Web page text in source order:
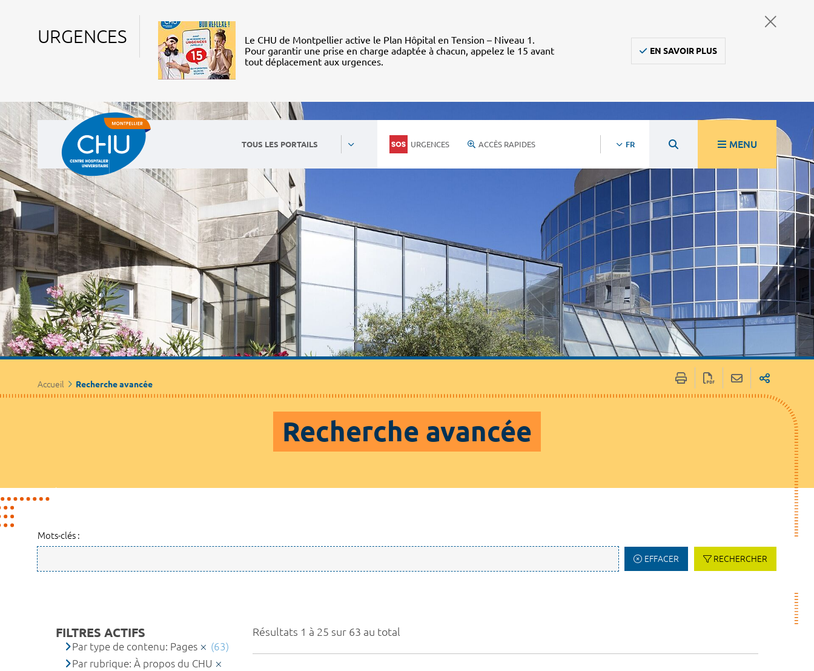
URGENCES
Le CHU de Montpellier active le Plan Hôpital en Tension – Niveau 1.
Pour garantir une prise en charge adaptée à chacun, appelez le 15 avant
tout déplacement aux urgences.
EN SAVOIR PLUS
TOUS LES PORTAILS URGENCES ACCÈS RAPIDES FR MENU
Accueil Recherche avancée
Recherche avancée
Mots-clés :
EFFACER RECHERCHER
Résultats 1 à 25 sur 63 au total
FILTRES ACTIFS
Par type de contenu: Pages
(63)
Par rubrique: À propos du CHU